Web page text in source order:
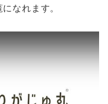
なれます。